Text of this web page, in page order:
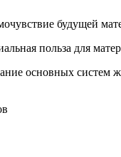
будущей
польза для
основных систем